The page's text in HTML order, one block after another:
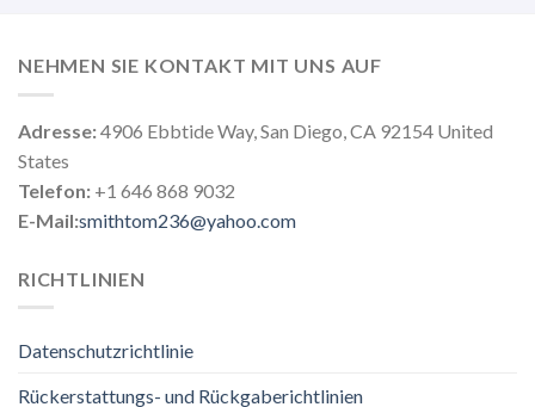
NEHMEN SIE KONTAKT MIT UNS AUF
Adresse:4906 Ebbtide Way, San Diego, CA 92154 United
States
Telefon: +1 646 868 9032
E-Mail:smithtom236@yahoo.com
RICHTLINIEN
Datenschutzrichtlinie
Rückerstattungs- und Rückgaberichtlinien